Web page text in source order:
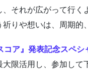
それが広がって行
りや想いは、周期的
コア』発表記念スペシ
大限活用し、参加し